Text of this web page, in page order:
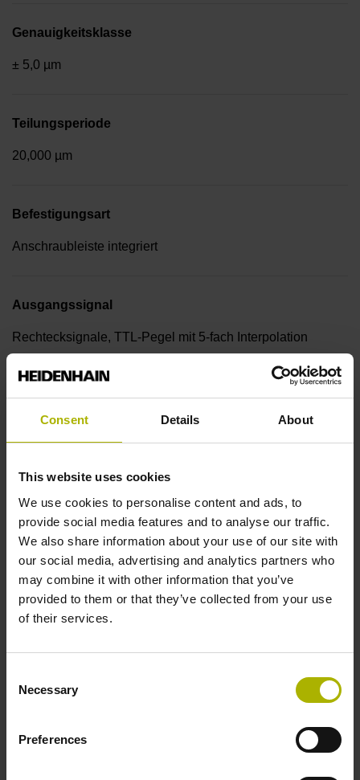
Consent Details About
This website uses cookies
We use cookies to personalise content and ads, to
provide social media features and to analyse our traffic.
We also share information about your use of our site with
our social media, advertising and analytics partners who
may combine it with other information that you’ve
provided to them or that they’ve collected from your use
of their services.
Selection
Necessary
Preferences
Genauigkeitsklasse
± 5,0 µm
Teilungsperiode
20,000 µm
Befestigungsart
Anschraubleiste integriert
Ausgangssignal
Rechtecksignale, TTL-Pegel mit 5-fach Interpolation
Referenzmarkenlage
in der Mitte der Messlänge
keine
Referenzimpulsbreite
270°
100,00 kHz